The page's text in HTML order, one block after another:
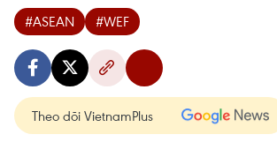
#ASEAN #WEF
Theo dõi VietnamPlus